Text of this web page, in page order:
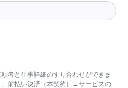
者と仕事詳細のすり合わせができま
前払い決済（本契約）→サービスの